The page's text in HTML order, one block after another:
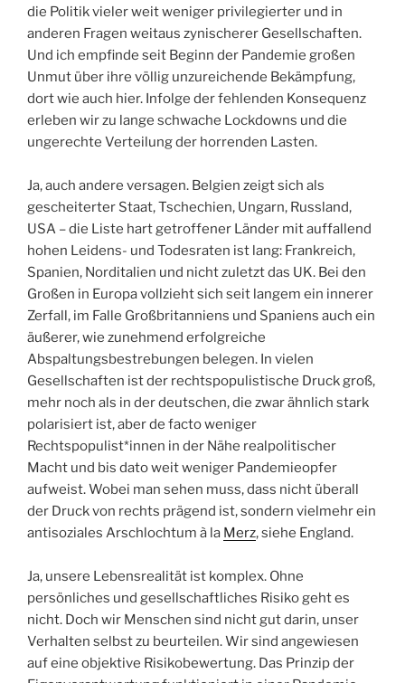
die Politik vieler weit weniger privilegierter und in
anderen Fragen weitaus zynischerer Gesellschaften.
Und ich empfinde seit Beginn der Pandemie großen
Unmut über ihre völlig unzureichende Bekämpfung,
dort wie auch hier. Infolge der fehlenden Konsequenz
erleben wir zu lange schwache Lockdowns und die
ungerechte Verteilung der horrenden Lasten.
Ja, auch andere versagen. Belgien zeigt sich als
gescheiterter Staat, Tschechien, Ungarn, Russland,
USA – die Liste hart getroffener Länder mit auffallend
hohen Leidens- und Todesraten ist lang: Frankreich,
Spanien, Norditalien und nicht zuletzt das UK. Bei den
Großen in Europa vollzieht sich seit langem ein innerer
Zerfall, im Falle Großbritanniens und Spaniens auch ein
äußerer, wie zunehmend erfolgreiche
Abspaltungsbestrebungen belegen. In vielen
Gesellschaften ist der rechtspopulistische Druck groß,
mehr noch als in der deutschen, die zwar ähnlich stark
polarisiert ist, aber de facto weniger
Rechtspopulist*innen in der Nähe realpolitischer
Macht und bis dato weit weniger Pandemieopfer
aufweist. Wobei man sehen muss, dass nicht überall
der Druck von rechts prägend ist, sondern vielmehr ein
antisoziales Arschlochtum à la Merz, siehe England.
Ja, unsere Lebensrealität ist komplex. Ohne
persönliches und gesellschaftliches Risiko geht es
nicht. Doch wir Menschen sind nicht gut darin, unser
Verhalten selbst zu beurteilen. Wir sind angewiesen
auf eine objektive Risikobewertung. Das Prinzip der